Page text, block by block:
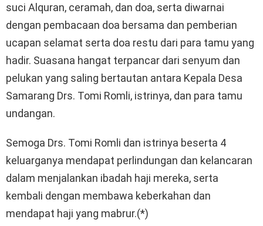
suci Alquran, ceramah, dan doa, serta diwarnai
dengan pembacaan doa bersama dan pemberian
ucapan selamat serta doa restu dari para tamu yang
hadir. Suasana hangat terpancar dari senyum dan
pelukan yang saling bertautan antara Kepala Desa
Samarang Drs. Tomi Romli, istrinya, dan para tamu
undangan.
Semoga Drs. Tomi Romli dan istrinya beserta 4
keluarganya mendapat perlindungan dan kelancaran
dalam menjalankan ibadah haji mereka, serta
kembali dengan membawa keberkahan dan
mendapat haji yang mabrur.(*)